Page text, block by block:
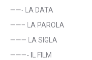
——- LA DATA
——– LA PAROLA
——— LA SIGLA
———- IL FILM